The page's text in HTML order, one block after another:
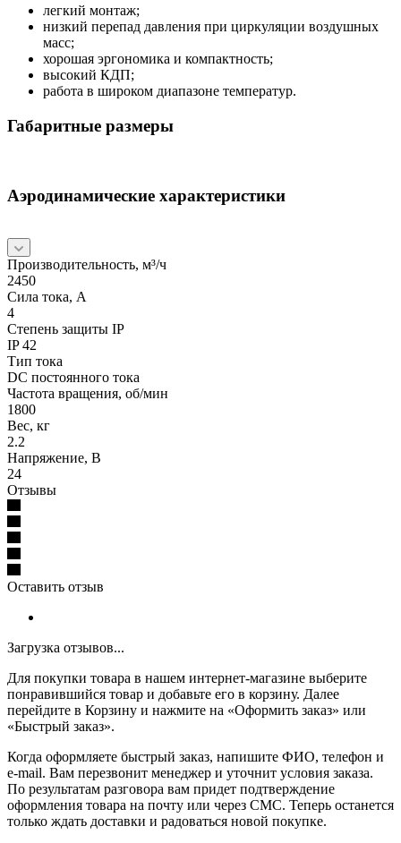
легкий монтаж;
низкий перепад давления при циркуляции воздушных
масс;
хорошая эргономика и компактность;
высокий КДП;
работа в широком диапазоне температур.
Габаритные размеры
Аэродинамические характеристики
Производительность, м³/ч
2450
Сила тока, А
4
Степень защиты IP
IP 42
Тип тока
DC постоянного тока
Частота вращения, об/мин
1800
Вес, кг
2.2
Напряжение, В
24
Отзывы
Оставить отзыв
Загрузка отзывов...
Для покупки товара в нашем интернет-магазине выберите
понравившийся товар и добавьте его в корзину. Далее
перейдите в Корзину и нажмите на «Оформить заказ» или
«Быстрый заказ».
Когда оформляете быстрый заказ, напишите ФИО, телефон и
e-mail. Вам перезвонит менеджер и уточнит условия заказа.
По результатам разговора вам придет подтверждение
оформления товара на почту или через СМС. Теперь останется
только ждать доставки и радоваться новой покупке.